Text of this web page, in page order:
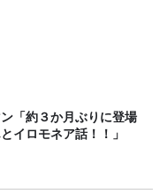
イロモネア話！！」